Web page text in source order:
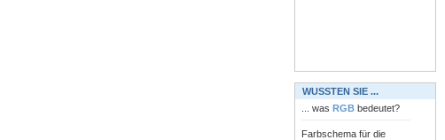
WUSSTEN SIE ...
... was RGB bedeutet?
Farbschema für die